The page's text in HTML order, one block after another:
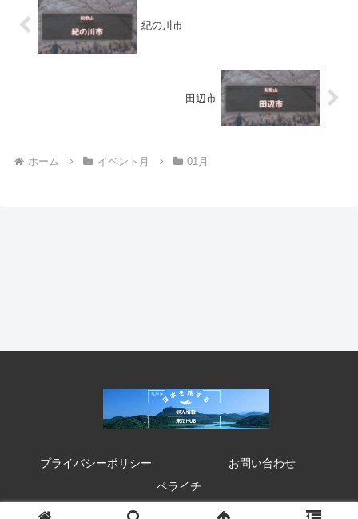
紀の川市
田辺市
ホーム イベント月 01月
プライバシーポリシー
お問い合わせ
ペライチ
© 2020 来たHUB 観光 イベント 祭り お得情報.